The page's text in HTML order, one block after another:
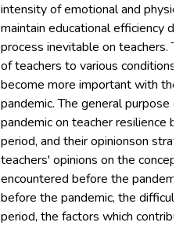
intensity of emotional and
maintain educational efficiency
process inevitable on teachers.
of teachers to various conditions
become more important with the
pandemic. The general purpose
pandemic on teacher resilience
period, and their opinionson
teachers' opinions on the
encountered before the
before the pandemic, the
period, the factors which